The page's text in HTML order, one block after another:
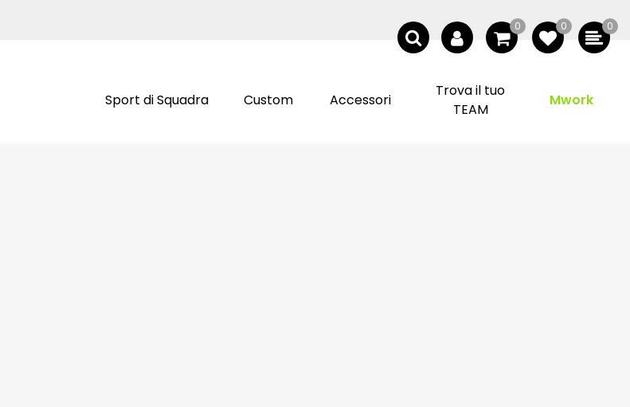
0 0 0
Sport di Squadra Custom Accessori
Trova il tuo
TEAM
Mwork